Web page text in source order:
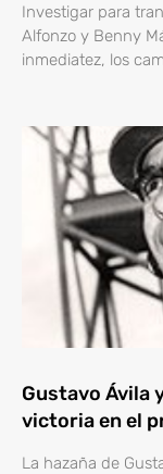
Investigar para
Alfonzo y Benny
inmediatez, los
Gustavo Ávila
victoria en el
La hazaña de